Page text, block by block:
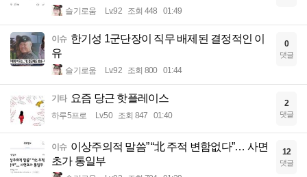
슬기로움 Lv.92 조회 448 01:49
이슈 한기성 1군단장이 직무 배제된 결정적인 이
유
슬기로움 Lv.92 조회 800 01:44
0
댓글
기타 요즘 당근 핫플레이스
하루5프로 Lv.50 조회 847 01:40
2
댓글
이슈 이상주의적 말씀” “北 주적 변함없다”… 사면
초가 통일부
12
댓글